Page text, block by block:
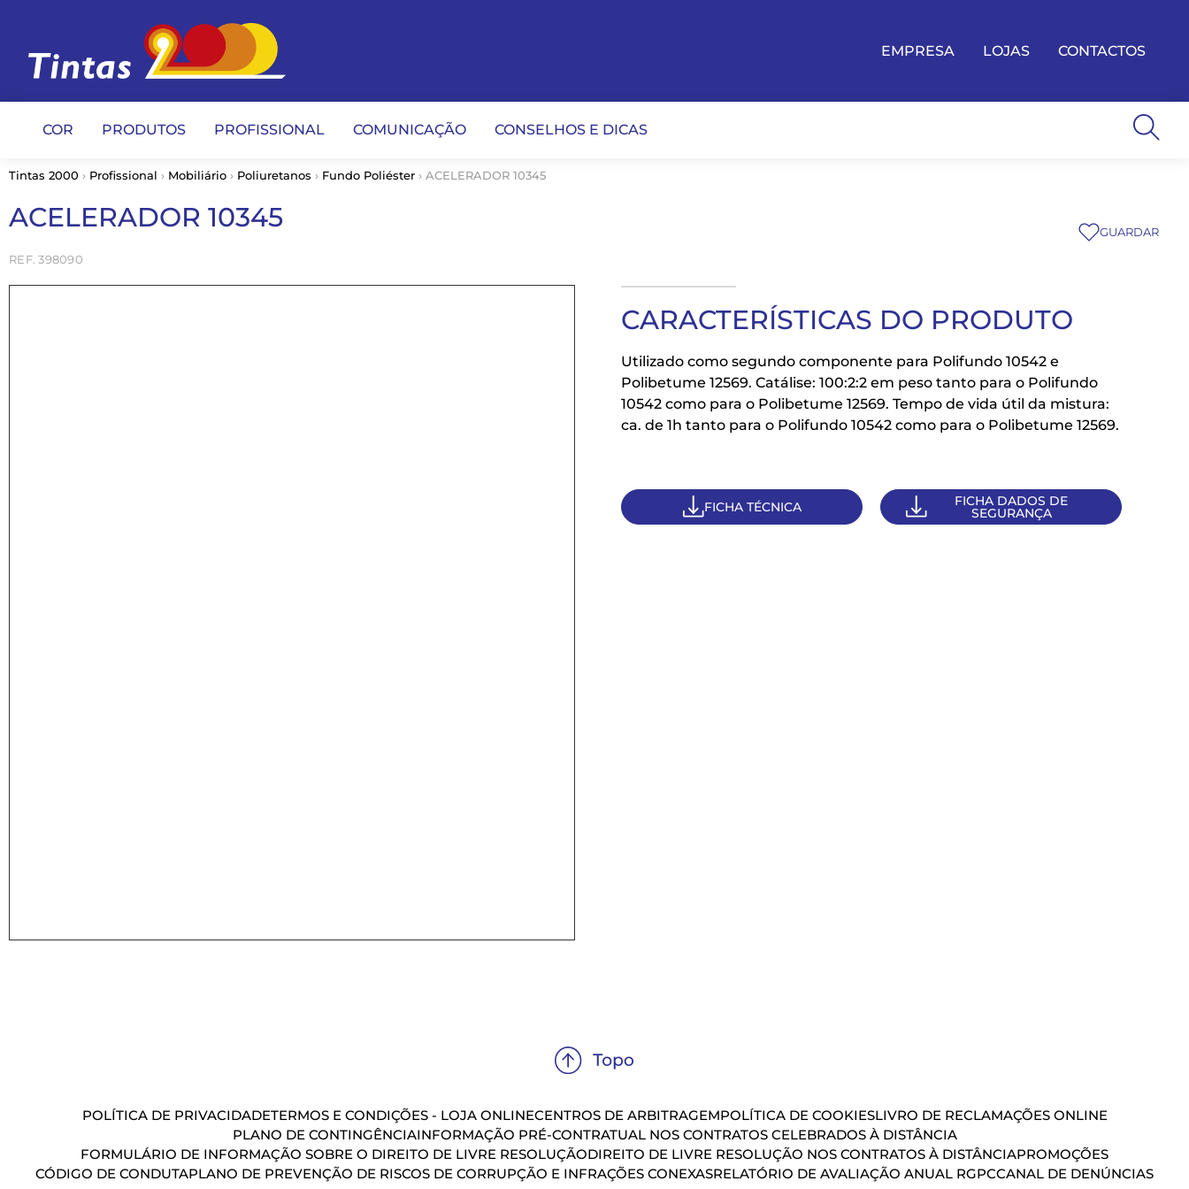
EMPRESA LOJAS CONTACTOS
COR PRODUTOS PROFISSIONAL COMUNICAÇÃO CONSELHOS E DICAS
Tintas 2000 › Profissional › Mobiliário › Poliuretanos › Fundo Poliéster › ACELERADOR 10345
ACELERADOR 10345
398090
GUARDAR
CARACTERÍSTICAS DO PRODUTO
Utilizado como segundo componente para Polifundo 10542 e
Polibetume 12569. Catálise: 100:2:2 em peso tanto para o Polifundo
10542 como para o Polibetume 12569. Tempo de vida útil da mistura:
ca. de 1h tanto para o Polifundo 10542 como para o Polibetume 12569.
FICHA TÉCNICA FICHA DADOS DE
SEGURANÇA
POLÍTICA DE PRIVACIDADETERMOS E CONDIÇÕES - LOJA ONLINECENTROS DE ARBITRAGEMPOLÍTICA DE COOKIESLIVRO DE RECLAMAÇÕES ONLINE
PLANO DE CONTINGÊNCIAINFORMAÇÃO PRÉ-CONTRATUAL NOS CONTRATOS CELEBRADOS À DISTÂNCIA
FORMULÁRIO DE INFORMAÇÃO SOBRE O DIREITO DE LIVRE RESOLUÇÃODIREITO DE LIVRE RESOLUÇÃO NOS CONTRATOS À DISTÂNCIAPROMOÇÕES
CÓDIGO DE CONDUTAPLANO DE PREVENÇÃO DE RISCOS DE CORRUPÇÃO E INFRAÇÕES CONEXASRELATÓRIO DE AVALIAÇÃO ANUAL RGPCCANAL DE DENÚNCIAS